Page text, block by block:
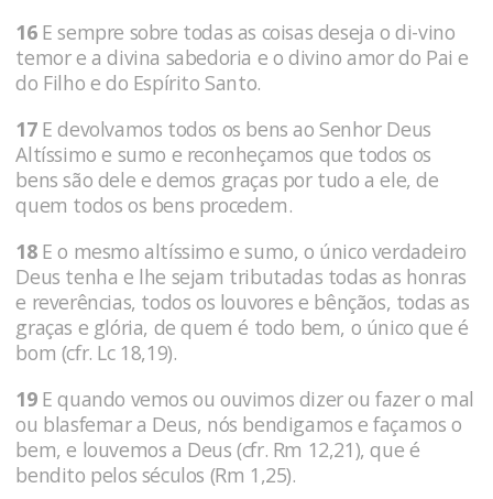
16E sempre sobre todas as coisas deseja o di-vino
temor e a divina sabedoria e o divino amor do Pai e
do Filho e do Espírito Santo.
17E devolvamos todos os bens ao Senhor Deus
Altíssimo e sumo e reconheçamos que todos os
bens são dele e demos graças por tudo a ele, de
quem todos os bens procedem.
18E o mesmo altíssimo e sumo, o único verdadeiro
Deus tenha e lhe sejam tributadas todas as honras
e reverências, todos os louvores e bênçãos, todas as
graças e glória, de quem é todo bem, o único que é
bom (cfr. Lc 18,19).
19E quando vemos ou ouvimos dizer ou fazer o mal
ou blasfemar a Deus, nós bendigamos e façamos o
bem, e louvemos a Deus (cfr. Rm 12,21), que é
bendito pelos séculos (Rm 1,25).